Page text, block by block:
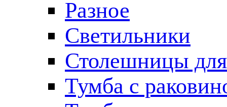
Разное
Светильники
Столешницы
Тумба с